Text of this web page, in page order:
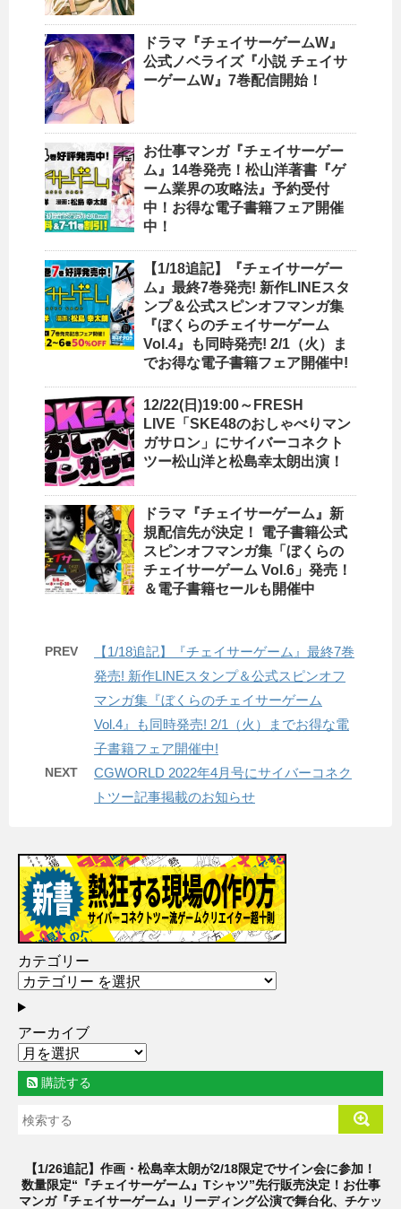
ドラマ『チェイサーゲームW』
公式ノベライズ『小説 チェイサ
ーゲームW』7巻配信開始！
お仕事マンガ『チェイサーゲー
ム』14巻発売！松山洋著書『ゲ
ーム業界の攻略法』予約受付
中！お得な電子書籍フェア開催
中！
【1/18追記】『チェイサーゲー
ム』最終7巻発売! 新作LINEスタ
ンプ＆公式スピンオフマンガ集
『ぼくらのチェイサーゲーム
Vol.4』も同時発売! 2/1（火）ま
でお得な電子書籍フェア開催中!
12/22(日)19:00～FRESH
LIVE「SKE48のおしゃべりマン
ガサロン」にサイバーコネクト
ツー松山洋と松島幸太朗出演！
ドラマ『チェイサーゲーム』新
規配信先が決定！ 電子書籍公式
スピンオフマンガ集「ぼくらの
チェイサーゲーム Vol.6」発売！
＆電子書籍セールも開催中
PREV
【1/18追記】『チェイサーゲーム』最終7巻
発売! 新作LINEスタンプ＆公式スピンオフ
マンガ集『ぼくらのチェイサーゲーム
Vol.4』も同時発売! 2/1（火）までお得な電
子書籍フェア開催中!
NEXT
CGWORLD 2022年4月号にサイバーコネク
トツー記事掲載のお知らせ
カテゴリー
アーカイブ
購読する
【1/26追記】作画・松島幸太朗が2/18限定でサイン会に参加！
数量限定“『チェイサーゲーム』Tシャツ”先行販売決定！お仕事
マンガ『チェイサーゲーム』リーディング公演で舞台化、チケッ